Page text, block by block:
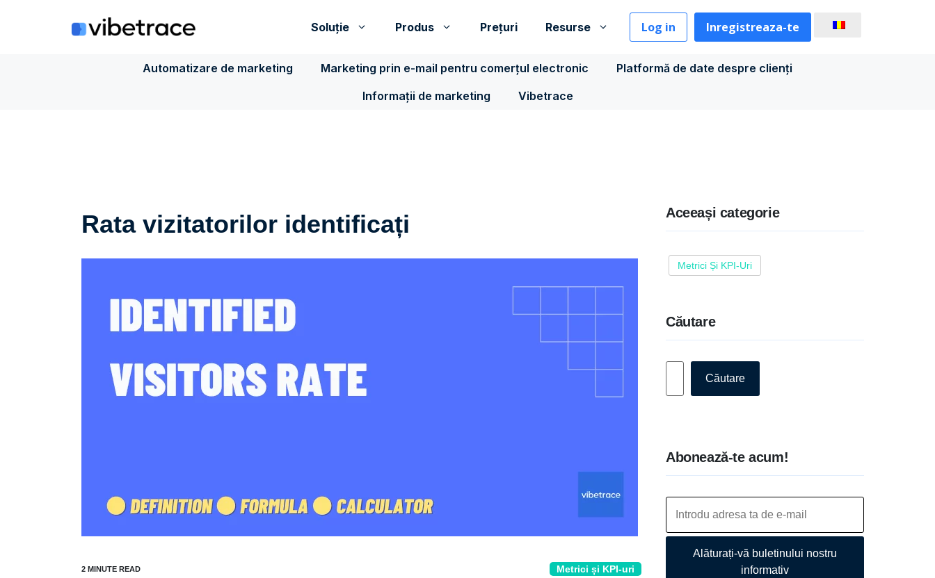
Soluţie Produs Prețuri Resurse Log in Inregistreaza-te
Automatizare de marketing Marketing prin e-mail pentru comerțul electronic
Platformă de date despre clienți
Informații de marketing
Vibetrace
Rata vizitatorilor identificați
Metrici și KPI-uri
Aceeași categorie
Metrici Și KPI-Uri
Căutare
Căutare
Abonează-te acum!
Alăturați-vă buletinului nostru
informativ